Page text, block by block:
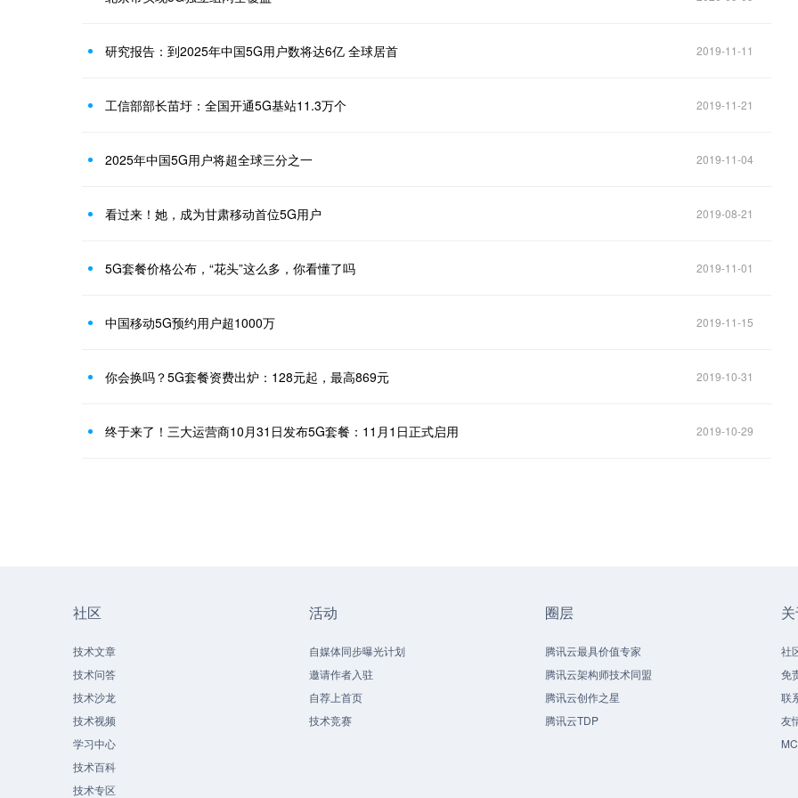
研究报告：到2025年中国5G用户数将达6亿 全球居首 2019-11-11
工信部部长苗圩：全国开通5G基站11.3万个 2019-11-21
2025年中国5G用户将超全球三分之一 2019-11-04
看过来！她，成为甘肃移动首位5G用户 2019-08-21
5G套餐价格公布，“花头”这么多，你看懂了吗 2019-11-01
中国移动5G预约用户超1000万 2019-11-15
你会换吗？5G套餐资费出炉：128元起，最高869元 2019-10-31
终于来了！三大运营商10月31日发布5G套餐：11月1日正式启用 2019-10-29
社区
技术文章
技术问答
技术沙龙
技术视频
学习中心
技术百科
技术专区
活动
自媒体同步曝光计划
邀请作者入驻
自荐上首页
技术竞赛
圈层
腾讯云最具价值专家
腾讯云架构师技术同盟
腾讯云创作之星
腾讯云TDP
社
免
联
友